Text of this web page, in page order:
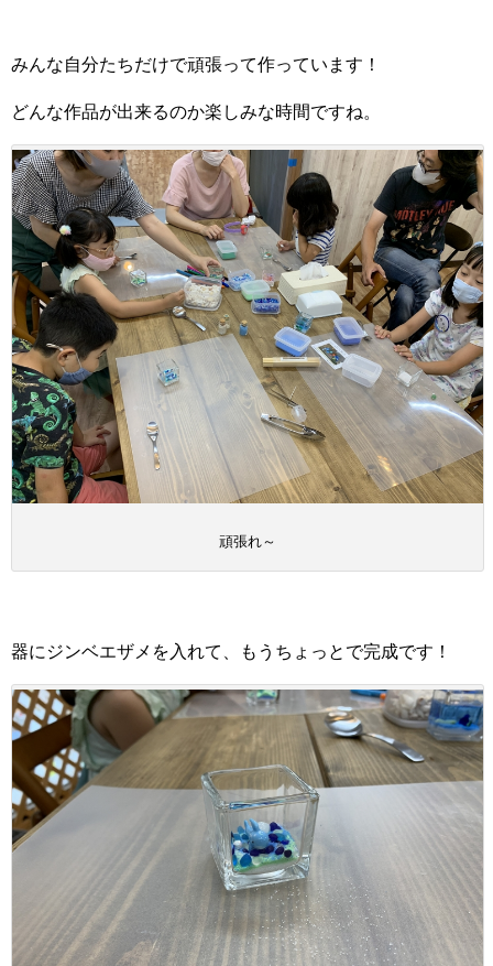
みんな自分たちだけで頑張って作っています！
どんな作品が出来るのか楽しみな時間ですね。
頑張れ～
器にジンベエザメを入れて、もうちょっとで完成です！